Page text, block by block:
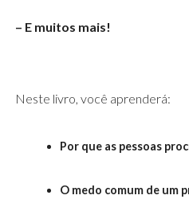
– E muitos mais!
Neste livro, você aprenderá:
Por que as pessoas
O medo comum de um